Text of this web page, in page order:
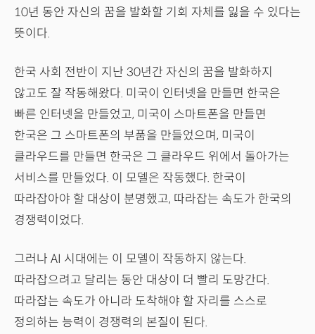
10년 동안 자신의 꿈을 발화할 기회 자체를 잃을 수 있다는
뜻이다.
한국 사회 전반이 지난 30년간 자신의 꿈을 발화하지
않고도 잘 작동해왔다. 미국이 인터넷을 만들면 한국은
빠른 인터넷을 만들었고, 미국이 스마트폰을 만들면
한국은 그 스마트폰의 부품을 만들었으며, 미국이
클라우드를 만들면 한국은 그 클라우드 위에서 돌아가는
서비스를 만들었다. 이 모델은 작동했다. 한국이
따라잡아야 할 대상이 분명했고, 따라잡는 속도가 한국의
경쟁력이었다.
그러나 AI 시대에는 이 모델이 작동하지 않는다.
따라잡으려고 달리는 동안 대상이 더 빨리 도망간다.
따라잡는 속도가 아니라 도착해야 할 자리를 스스로
정의하는 능력이 경쟁력의 본질이 된다.